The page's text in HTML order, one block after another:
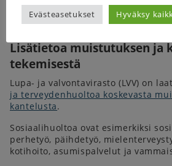
Lisätietoa muistutuksen ja
tekemisestä
Lupa- ja valvontavirasto (LVV) on
ja terveydenhuoltoa koskevasta
kantelusta.
Sosiaalihuoltoa ovat esimerkiksi
perhetyö, päihdetyö,
kotihoito, asumispalvelut ja
Evästeasetukset Hyväksy